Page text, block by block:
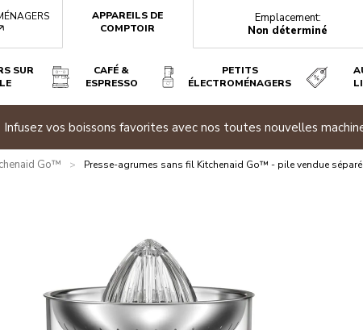
APPAREILS DE
COMPTOIR
Emplacement:
Non déterminé
SUR
CAFÉ &
ESPRESSO
PETITS
ÉLECTROMÉNAGERS
Infusez vos boissons favorites avec nos toutes nouvelles
Go™ > Presse-agrumes sans fil Kitchenaid Go™ - pile vendue
boîte? Avantages Caractéristiques techniques Avis